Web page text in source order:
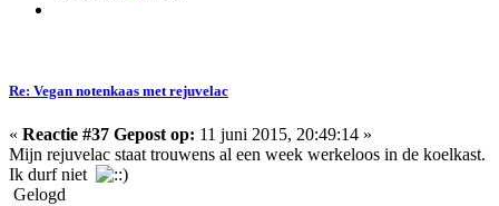
Re: Vegan notenkaas met rejuvelac
« Reactie #37 Gepost op: 11 juni 2015, 20:49:14 »
Mijn rejuvelac staat trouwens al een week werkeloos in de koelkast.
Ik durf niet
Gelogd